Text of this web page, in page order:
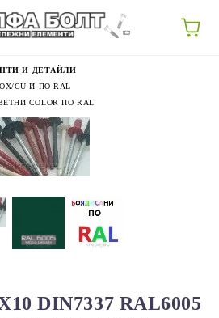
И ДЕТАЙЛИ
CU И ПО RAL
COLOR ПО RAL
DIN7337 RAL6005